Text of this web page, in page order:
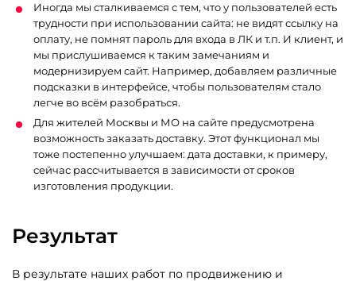
Иногда мы сталкиваемся с тем, что у пользователей есть
трудности при использовании сайта: не видят ссылку на
оплату, не помнят пароль для входа в ЛК и т.п. И клиент, и
мы прислушиваемся к таким замечаниям и
модернизируем сайт. Например, добавляем различные
подсказки в интерфейсе, чтобы пользователям стало
легче во всём разобраться.
Для жителей Москвы и МО на сайте предусмотрена
возможность заказать доставку. Этот функционал мы
тоже постепенно улучшаем: дата доставки, к примеру,
сейчас рассчитывается в зависимости от сроков
изготовления продукции.
Результат
В результате наших работ по продвижению и